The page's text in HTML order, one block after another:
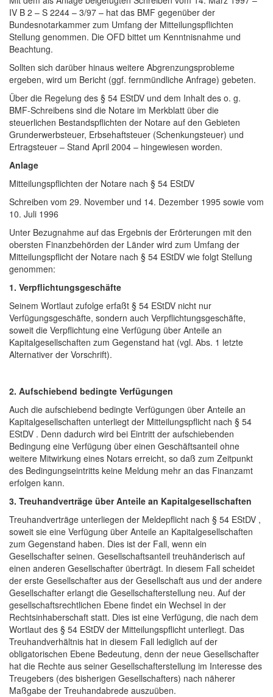
IV B 2 – S 2244 – 3/97 – hat das BMF gegenüber der
Bundesnotarkammer zum Umfang der Mitteilungspflichten
Stellung genommen. Die OFD bittet um Kenntnisnahme und
Beachtung.
Sollten sich darüber hinaus weitere Abgrenzungsprobleme
ergeben, wird um Bericht (ggf. fernmündliche Anfrage) gebeten.
Über die Regelung des § 54 EStDV und dem Inhalt des o. g.
BMF-Schreibens sind die Notare im Merkblatt über die
steuerlichen Bestandspflichten der Notare auf den Gebieten
Grunderwerbsteuer, Erbsehaftsteuer (Schenkungsteuer) und
Ertragsteuer – Stand April 2004 – hingewiesen worden.
Anlage
Mitteilungspflichten der Notare nach § 54 EStDV
Schreiben vom 29. November und 14. Dezember 1995 sowie vom
10. Juli 1996
Unter Bezugnahme auf das Ergebnis der Erörterungen mit den
obersten Finanzbehörden der Länder wird zum Umfang der
Mitteilungspflicht der Notare nach § 54 EStDV wie folgt Stellung
genommen:
1. Verpflichtungsgeschäfte
Seinem Wortlaut zufolge erfaßt § 54 EStDV nicht nur
Verfügungsgeschäfte, sondern auch Verpflichtungsgeschäfte,
soweit die Verpflichtung eine Verfügung über Anteile an
Kapitalgesellschaften zum Gegenstand hat (vgl. Abs. 1 letzte
Alternativer der Vorschrift).
2. Aufschiebend bedingte Verfügungen
Auch die aufschiebend bedingte Verfügungen über Anteile an
Kapitalgesellschaften unterliegt der Mitteilungspflicht nach § 54
EStDV . Denn dadurch wird bei Eintritt der aufschiebenden
Bedingung eine Verfügung über einen Geschäftsanteil ohne
weitere Mitwirkung eines Notars erreicht, so daß zum Zeitpunkt
des Bedingungseintritts keine Meldung mehr an das Finanzamt
erfolgen kann.
3. Treuhandverträge über Anteile an Kapitalgesellschaften
Treuhandverträge unterliegen der Meldepflicht nach § 54 EStDV ,
soweit sie eine Verfügung über Anteile an Kapitalgesellschaften
zum Gegenstand haben. Dies ist der Fall, wenn ein
Gesellschafter seinen. Gesellschaftsanteil treuhänderisch auf
einen anderen Gesellschafter überträgt. In diesem Fall scheidet
der erste Gesellschafter aus der Gesellschaft aus und der andere
Gesellschafter erlangt die Gesellschafterstellung neu. Auf der
gesellschaftsrechtlichen Ebene findet ein Wechsel in der
Rechtsinhaberschaft statt. Dies ist eine Verfügung, die nach dem
Wortlaut des § 54 EStDV der Mitteilungspflicht unterliegt. Das
Treuhandverhältnis hat in diesem Fall lediglich auf der
obligatorischen Ebene Bedeutung, denn der neue Gesellschafter
hat die Rechte aus seiner Gesellschafterstellung im Interesse des
Treugebers (des bisherigen Gesellschafters) nach näherer
Maßgabe der Treuhandabrede auszuüben.